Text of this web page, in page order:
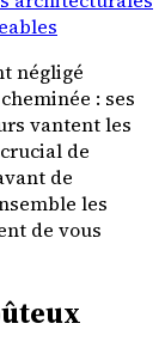
négligé
: ses
vantent les
de
de
les
de vous